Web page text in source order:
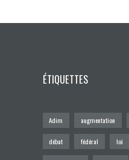
ÉTIQUETTES
Adim augmentation
débat fédéral loi